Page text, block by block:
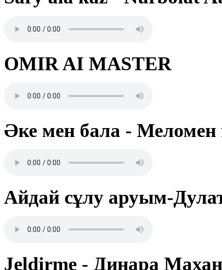
OMIR AI MASTER
Әке мен бала - Меломен
Айдай сұлу аруым-
Jeldirme - Динара